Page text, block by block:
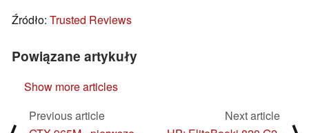
Źródło: Trusted Reviews
Powiązane artykuły
Show more articles
Previous article
Next article